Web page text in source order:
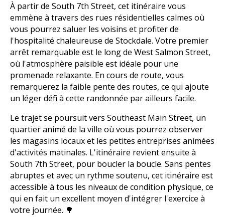
À partir de South 7th Street, cet itinéraire vous
emmène à travers des rues résidentielles calmes où
vous pourrez saluer les voisins et profiter de
l'hospitalité chaleureuse de Stockdale. Votre premier
arrêt remarquable est le long de West Salmon Street,
où l'atmosphère paisible est idéale pour une
promenade relaxante. En cours de route, vous
remarquerez la faible pente des routes, ce qui ajoute
un léger défi à cette randonnée par ailleurs facile.
Le trajet se poursuit vers Southeast Main Street, un
quartier animé de la ville où vous pourrez observer
les magasins locaux et les petites entreprises animées
d'activités matinales. L'itinéraire revient ensuite à
South 7th Street, pour boucler la boucle. Sans pentes
abruptes et avec un rythme soutenu, cet itinéraire est
accessible à tous les niveaux de condition physique, ce
qui en fait un excellent moyen d'intégrer l'exercice à
votre journée. 🌳